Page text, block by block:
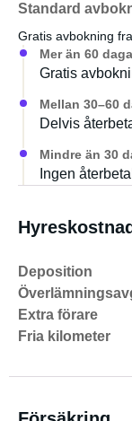
Standard
Gratis avbokning
Mer än 60
Gratis
Mellan 30–60
Delvis
Mindre än 30
Ingen
Deposition
Extra förare
Fria kilometer